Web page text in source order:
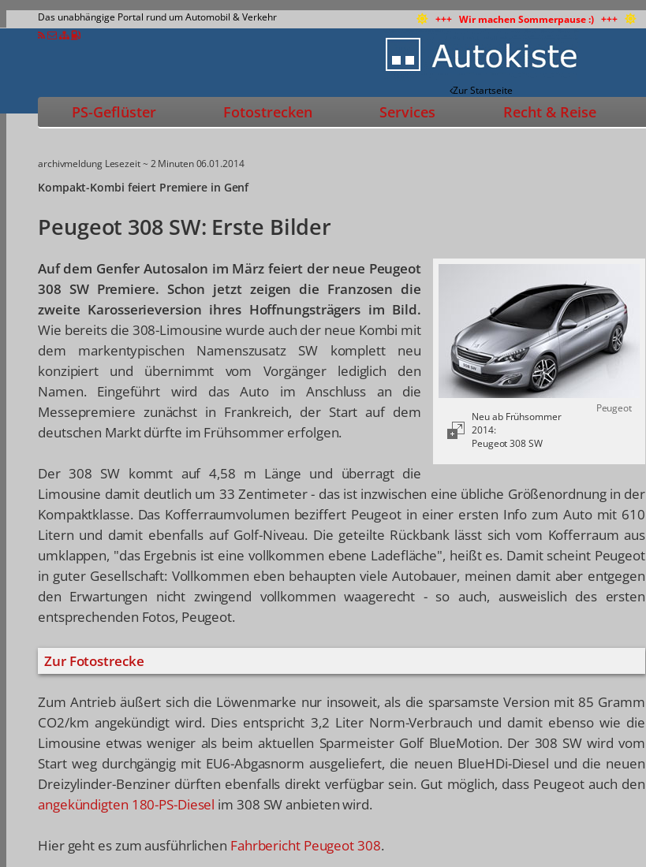
Das unabhängige Portal rund um Automobil & Verkehr +++ Wir machen Sommerpause :) +++
Zur Startseite
PS-Geflüster Fotostrecken Services Recht & Reise
archivmeldung Lesezeit ~ 2 Minuten06.01.2014
Kompakt-Kombi feiert Premiere in Genf
Peugeot 308 SW: Erste Bilder
Peugeot
Neu ab Frühsommer
2014:
Peugeot 308 SW
Auf dem Genfer Autosalon im März feiert der neue Peugeot
308 SW Premiere. Schon jetzt zeigen die Franzosen die
zweite Karosserieversion ihres Hoffnungsträgers im Bild.
Wie bereits die 308-Limousine wurde auch der neue Kombi mit
dem markentypischen Namenszusatz SW komplett neu
konzipiert und übernimmt vom Vorgänger lediglich den
Namen. Eingeführt wird das Auto im Anschluss an die
Messepremiere zunächst in Frankreich, der Start auf dem
deutschen Markt dürfte im Frühsommer erfolgen.
Der 308 SW kommt auf 4,58 m Länge und überragt die
Limousine damit deutlich um 33 Zentimeter - das ist inzwischen eine übliche Größenordnung in der
Kompaktklasse. Das Kofferraumvolumen beziffert Peugeot in einer ersten Info zum Auto mit 610
Litern und damit ebenfalls auf Golf-Niveau. Die geteilte Rückbank lässt sich vom Kofferraum aus
umklappen, "das Ergebnis ist eine vollkommen ebene Ladefläche", heißt es. Damit scheint Peugeot
in guter Gesellschaft: Vollkommen eben behaupten viele Autobauer, meinen damit aber entgegen
den Erwartungen nicht zwingend vollkommen waagerecht - so auch, ausweislich des ersten
entsprechenden Fotos, Peugeot.
Zur Fotostrecke
Zum Antrieb äußert sich die Löwenmarke nur insoweit, als die sparsamste Version mit 85 Gramm
CO2/km angekündigt wird. Dies entspricht 3,2 Liter Norm-Verbrauch und damit ebenso wie die
Limousine etwas weniger als beim aktuellen Sparmeister Golf BlueMotion. Der 308 SW wird vom
Start weg durchgängig mit EU6-Abgasnorm ausgeliefert, die neuen BlueHDi-Diesel und die neuen
Dreizylinder-Benziner dürften ebenfalls direkt verfügbar sein. Gut möglich, dass Peugeot auch den
angekündigten 180-PS-Diesel im 308 SW anbieten wird.
Hier geht es zum ausführlichen Fahrbericht Peugeot 308.